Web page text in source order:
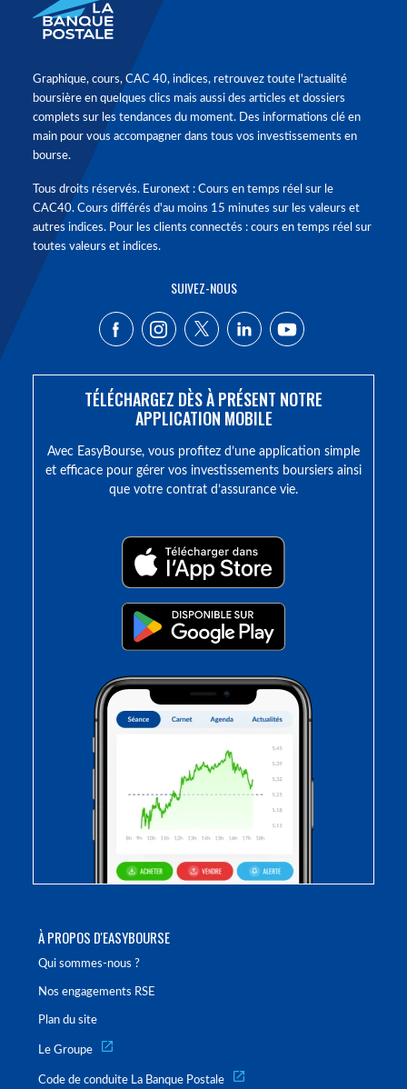
À PROPOS D'EASYBOURSE
Qui sommes-nous ?
Nos engagements RSE
Plan du site
Le Groupe
Code de conduite La Banque Postale
Graphique, cours, CAC 40, indices, retrouvez toute l'actualité
boursière en quelques clics mais aussi des articles et dossiers
complets sur les tendances du moment. Des informations clé en
main pour vous accompagner dans tous vos investissements en
bourse.
Tous droits réservés. Euronext : Cours en temps réel sur le
CAC40. Cours différés d'au moins 15 minutes sur les valeurs et
autres indices. Pour les clients connectés : cours en temps réel sur
toutes valeurs et indices.
SUIVEZ-NOUS
TÉLÉCHARGEZ DÈS À PRÉSENT NOTRE
APPLICATION MOBILE
Avec EasyBourse, vous profitez d’une application simple
et efficace pour gérer vos investissements boursiers ainsi
que votre contrat d’assurance vie.